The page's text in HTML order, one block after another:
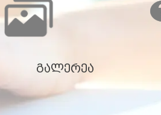
გალერეა